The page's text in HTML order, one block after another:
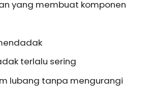
yang membuat komponen
terlalu sering
lubang tanpa mengurangi